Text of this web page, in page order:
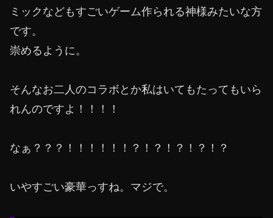
ミックなどもすごいゲーム作られる神様みたいな方
です。
崇めるように。
そんなお二人のコラボとか私はいてもたってもいら
れんのですよ！！！！
なぁ？？？！！！！！！？！？！？！？！？
いやすごい豪華っすね。マジで。